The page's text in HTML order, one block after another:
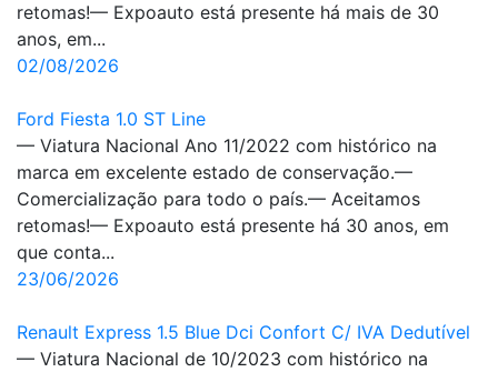
retomas!— Expoauto está presente há mais de 30
anos, em...
02/08/2026
Ford Fiesta 1.0 ST Line
— Viatura Nacional Ano 11/2022 com histórico na
marca em excelente estado de conservação.—
Comercialização para todo o país.— Aceitamos
retomas!— Expoauto está presente há 30 anos, em
que conta...
23/06/2026
Renault Express 1.5 Blue Dci Confort C/ IVA Dedutível
— Viatura Nacional de 10/2023 com histórico na